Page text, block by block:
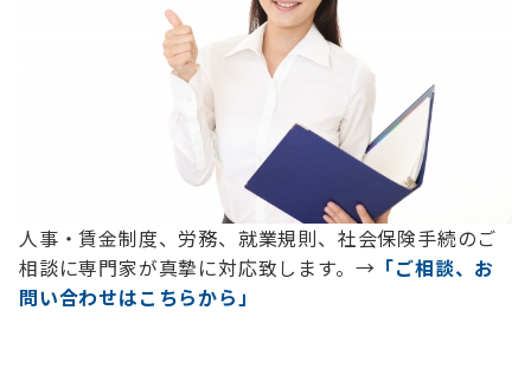
人事・賃金制度、労務、就業規則、社会保険手続のご
相談に専門家が真摯に対応致します。→ 「ご相談、お
問い合わせはこちらから」